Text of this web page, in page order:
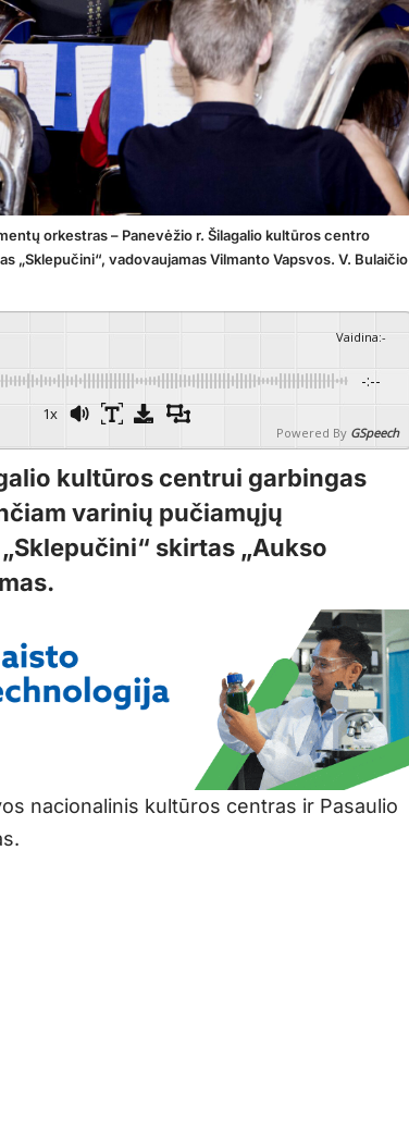
orkestras – Panevėžio r. Šilagalio kultūros centro
„Sklepučini“, vadovaujamas Vilmanto Vapsvos. V. Bulaičio
Vaidina:-
-:--
1x
Powered By GSpeech
kultūros centrui garbingas
varinių pučiamųjų
skirtas „Aukso
nacionalinis kultūros centras ir Pasaulio